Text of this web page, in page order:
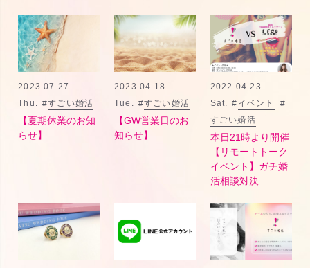
2023.07.27
Thu.
#すごい婚活
【夏期休業のお知
らせ】
2023.04.18
Tue.
#すごい婚活
【GW営業日のお
知らせ】
2022.04.23
Sat.
# イベント
#
すごい婚活
本日21時より開催
【リモートトーク
イベント】ガチ婚
活相談対決